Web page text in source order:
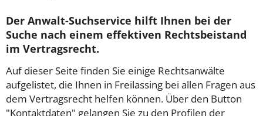
Der Anwalt-Suchservice hilft Ihnen bei der
Suche nach einem effektiven Rechtsbeistand
im Vertragsrecht.
Auf dieser Seite finden Sie einige Rechtsanwälte
aufgelistet, die Ihnen in Freilassing bei allen Fragen aus
dem Vertragsrecht helfen können. Über den Button
"Kontaktdaten" gelangen Sie zu den Profilen der